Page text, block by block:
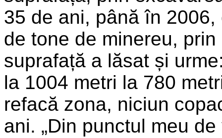
35 de ani, până în
de tone de minereu,
suprafață a lăsat și
la 1004 metri la 780
refacă zona, niciun
ani. „Din punctul meu